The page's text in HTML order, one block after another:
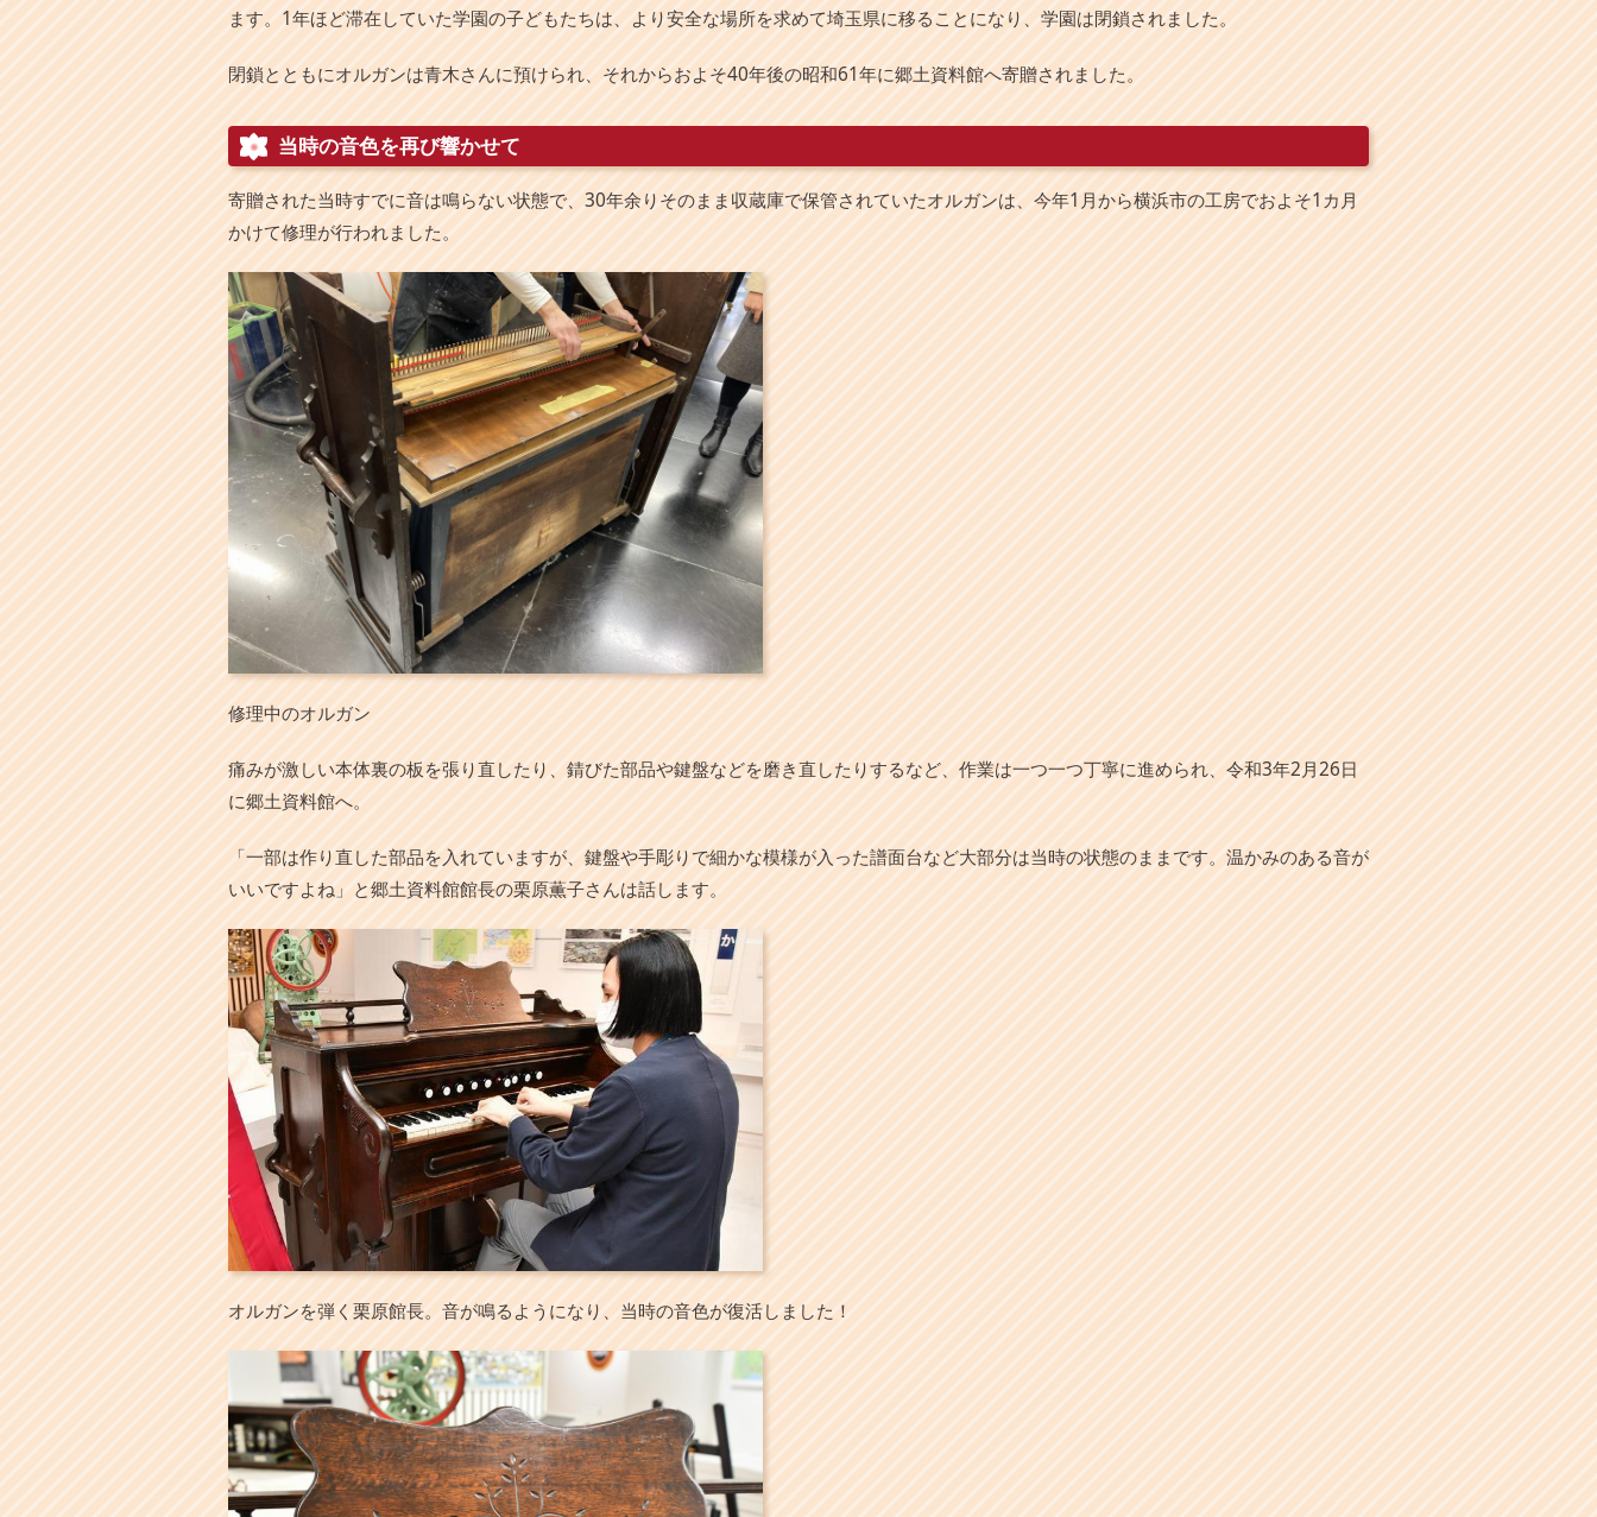
ます。1年ほど滞在していた学園の子どもたちは、より安全な場所を求めて埼玉県に移ることになり、学園は閉鎖されました。
閉鎖とともにオルガンは青木さんに預けられ、それからおよそ40年後の昭和61年に郷土資料館へ寄贈されました。
当時の音色を再び響かせて
寄贈された当時すでに音は鳴らない状態で、30年余りそのまま収蔵庫で保管されていたオルガンは、今年1月から横浜市の工房でおよそ1カ月
かけて修理が行われました。
修理中のオルガン
痛みが激しい本体裏の板を張り直したり、錆びた部品や鍵盤などを磨き直したりするなど、作業は一つ一つ丁寧に進められ、令和3年2月26日
に郷土資料館へ。
「一部は作り直した部品を入れていますが、鍵盤や手彫りで細かな模様が入った譜面台など大部分は当時の状態のままです。温かみのある音が
いいですよね」と郷土資料館館長の栗原薫子さんは話します。
オルガンを弾く栗原館長。音が鳴るようになり、当時の音色が復活しました！